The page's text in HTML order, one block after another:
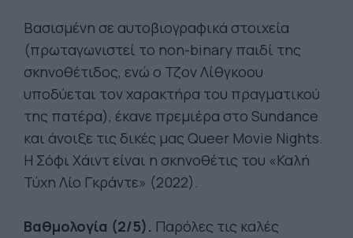
Βασισμένη σε αυτοβιογραφικά στοιχεία
(πρωταγωνιστεί το non-binary παιδί της
σκηνοθέτιδος, ενώ ο Τζον Λίθγκοου
υποδύεται τον χαρακτήρα του πραγματικού
της πατέρα), έκανε πρεμιέρα στο Sundance
και άνοιξε τις δικές μας Queer Movie Nights.
Η Σόφι Χάιντ είναι η σκηνοθέτις του «Καλή
Τύχη Λίο Γκράντε» (2022).
Βαθμολογία (2/5). Παρόλες τις καλές